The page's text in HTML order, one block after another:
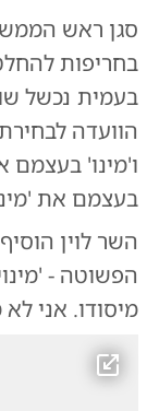
סגן ראש
בחריפות
בעמית נכשל
הוועדה
ו'מינו' בעצמם
בעצמם את
השר לוין
הפשוטה -
מיסודו. אני לא